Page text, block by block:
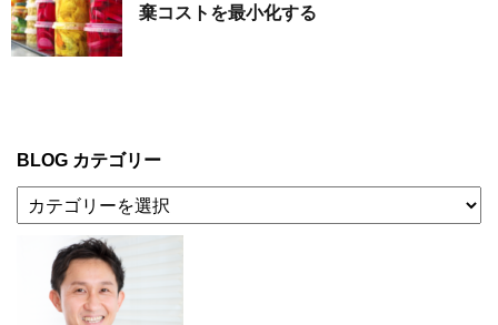
棄コストを最小化する
BLOG カテゴリー